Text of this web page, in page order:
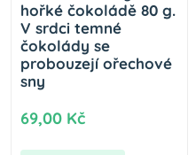
hořké čokoládě 80 g.
V srdci temné
čokolády se
probouzejí ořechové
sny
69,00 Kč